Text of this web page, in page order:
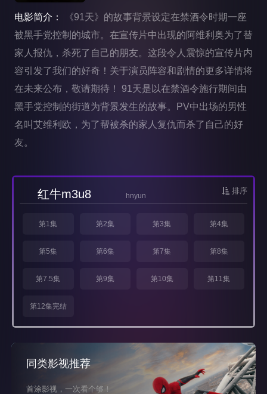
电影简介：
《91天》的故事背景设定在禁酒令时期一座
被黑手党控制的城市。在宣传片中出现的阿维利奥为了替
家人报仇，杀死了自己的朋友。这段令人震惊的宣传片内
容引发了我们的好奇！关于演员阵容和剧情的更多详情将
在未来公布，敬请期待！ 91天是以在禁酒令施行期间由
黑手党控制的街道为背景发生的故事。PV中出场的男性
名叫艾维利欧，为了帮被杀的家人复仇而杀了自己的好
友。
排序
红牛m3u8 hnyun
第1集 第2集 第3集 第4集
第5集 第6集 第7集 第8集
第7.5集 第9集 第10集 第11集
第12集完结
同类影视推荐
首涂影视，一次看个够！